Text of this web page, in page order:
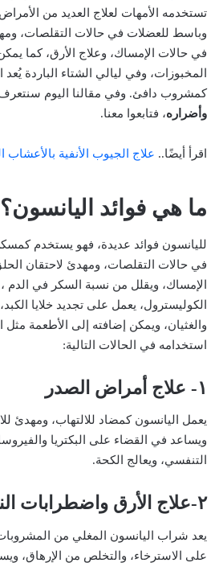
تستخدمه الأمهات لعلاج العديد من
وباسط للعضلات في حالات التقلصات،
في حالات الإمساك، وعلاج الأرق، كما
المخبوزات، وفي ليالي الشتاء الباردة يُعد
كمشروب دافئ. وفي مقالنا اليوم
وأضراره، فتابعوا معنا.
اقرأ أيضًا.. علاج الجيوب الأنفية بالأعشاب
ما هي فوائد اليانسون؟
لليانسون فوائد عديدة، فهو يستخدم
في حالات التقلصات، ومهدئ لاحتقان
الإمساك، ويقلل من نسبة السكر في الدم
الكوليسترول، يعمل على تجديد خلايا
والغثيان، ويمكن إضافته إلى الأطعمة
استخدامه في الحالات التالية:
١- علاج أمراض الصدر
يعمل اليانسون كمضاد للالتهاب، ومهدئ
ويساعد في القضاء على البكتريا
التنفسي، ويعالج الكحة.
٢-علاج الأرق واضطرابات النوم
يعد شراب اليانسون المغلي من
على الاسترخاء، والتخلص من الإرهاق،